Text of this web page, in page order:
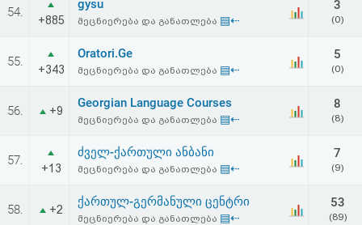
54.
+885
gysu
მეცნიერება და განათლება ▤⇠
3
(0)
55.
+343
Oratori.Ge
მეცნიერება და განათლება ▤⇠
5
(0)
56. +9
Georgian Language Courses
მეცნიერება და განათლება ▤⇠
8
(8)
57.
+13
ძველ-ქართული ანბანი
მეცნიერება და განათლება ▤⇠
7
(9)
58. +2
ქართულ-გერმანული ცენტრი
მეცნიერება და განათლება ▤⇠
53
(89)